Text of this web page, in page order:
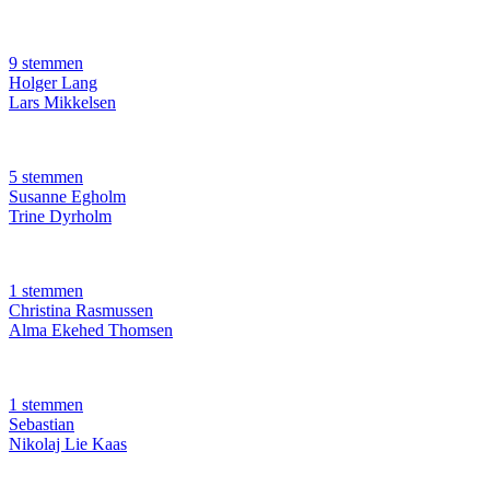
9 stemmen
Holger Lang
Lars Mikkelsen
5 stemmen
Susanne Egholm
Trine Dyrholm
1 stemmen
Christina Rasmussen
Alma Ekehed Thomsen
1 stemmen
Sebastian
Nikolaj Lie Kaas